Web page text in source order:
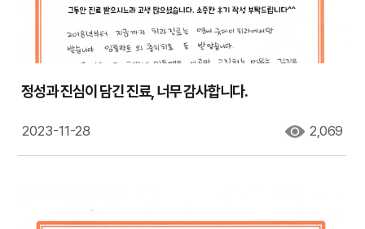
정성과 진심이 담긴 진료, 너무 감사합니다.
2023-11-28 2,069